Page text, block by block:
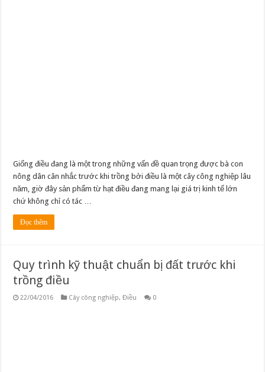
Giống điều đang là một trong những vấn đề quan trọng được bà con
nông dân cân nhắc trước khi trồng bởi điều là một cây công nghiệp lâu
năm, giờ đây sản phẩm từ hạt điều đang mang lại giá trị kinh tế lớn
chứ không chỉ có tác …
Đọc thêm
Quy trình kỹ thuật chuẩn bị đất trước khi
trồng điều
22/04/2016 Cây công nghiệp,Điều 0